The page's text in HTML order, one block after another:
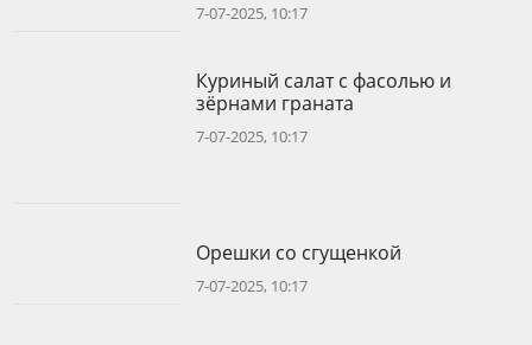
7-07-2025, 10:17
Куриный салат с фасолью и
зёрнами граната
7-07-2025, 10:17
Орешки со сгущенкой
7-07-2025, 10:17